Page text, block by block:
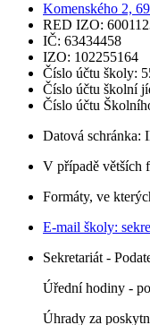
Komenského 2,
RED IZO:
IČ: 63434458
IZO: 102255164
Číslo účtu školy:
Číslo účtu školní
Číslo účtu
Datová schránka:
V případě větších
Formáty, ve
E-mail školy:
Sekretariát -
Úřední hodiny - p
Úhrady za